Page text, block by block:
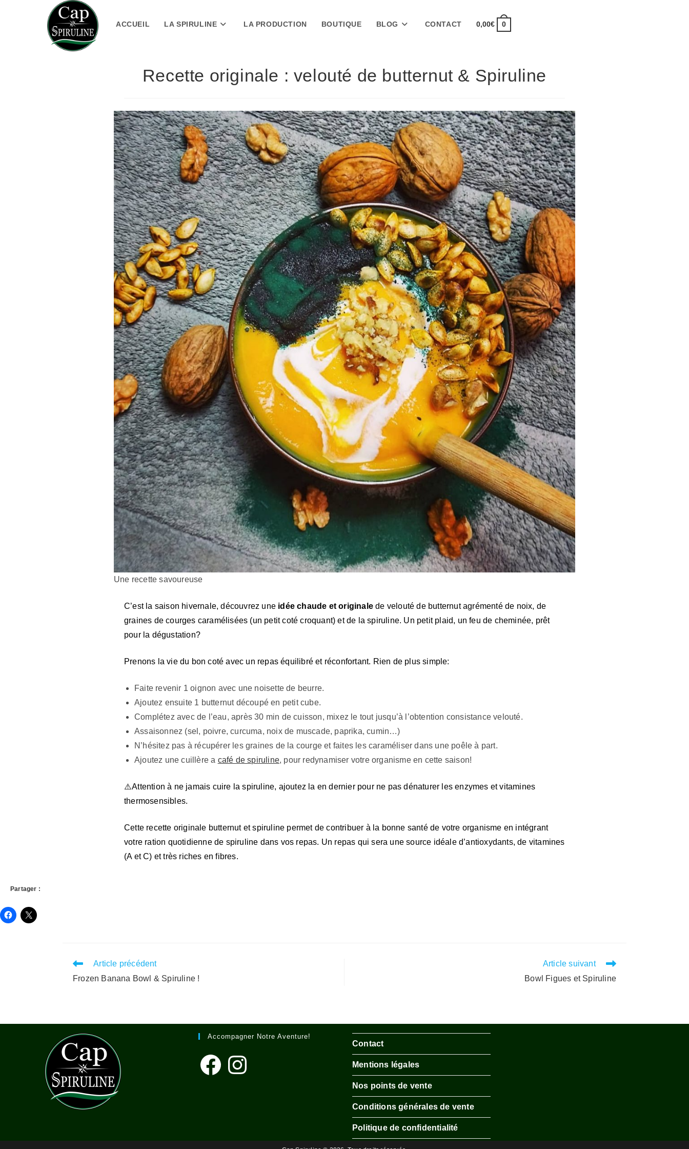
ACCUEIL LA SPIRULINE LA PRODUCTION BOUTIQUE BLOG CONTACT 0,00€ 0
Recette originale : velouté de butternut & Spiruline
Une recette savoureuse
C’est la saison hivernale, découvrez une idée chaude et originale de velouté de butternut agrémenté de noix, de
graines de courges caramélisées (un petit coté croquant) et de la spiruline. Un petit plaid, un feu de cheminée, prêt
pour la dégustation?
Prenons la vie du bon coté avec un repas équilibré et réconfortant. Rien de plus simple:
Faite revenir 1 oignon avec une noisette de beurre.
Ajoutez ensuite 1 butternut découpé en petit cube.
Complétez avec de l’eau, après 30 min de cuisson, mixez le tout jusqu’à l’obtention consistance velouté.
Assaisonnez (sel, poivre, curcuma, noix de muscade, paprika, cumin…)
N’hésitez pas à récupérer les graines de la courge et faites les caraméliser dans une poêle à part.
Ajoutez une cuillère a café de spiruline, pour redynamiser votre organisme en cette saison!
⚠️Attention à ne jamais cuire la spiruline, ajoutez la en dernier pour ne pas dénaturer les enzymes et vitamines
thermosensibles.
Cette recette originale butternut et spiruline permet de contribuer à la bonne santé de votre organisme en intégrant
votre ration quotidienne de spiruline dans vos repas. Un repas qui sera une source idéale d’antioxydants, de vitamines
(A et C) et très riches en fibres.
Partager :
Read
articles
Article précédent
Frozen Banana Bowl & Spiruline !
Article suivant
Bowl Figues et Spiruline
Accompagner Notre Aventure!
FacebookInstagram
Contact
Mentions légales
Nos points de vente
Conditions générales de vente
Politique de confidentialité